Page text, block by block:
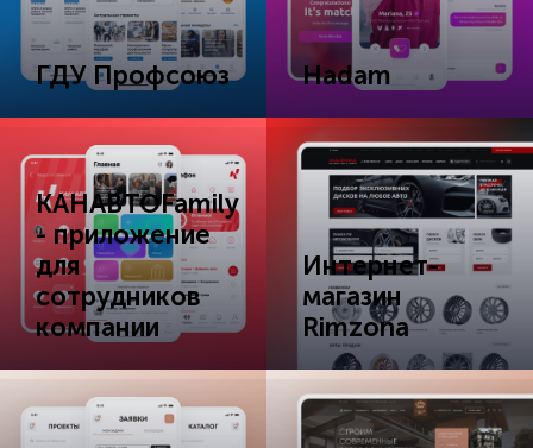
ГДУ Профсоюз Hadam
КАНАВТОFamily
- приложение
для
сотрудников
компании
Интернет-
магазин
Rimzona